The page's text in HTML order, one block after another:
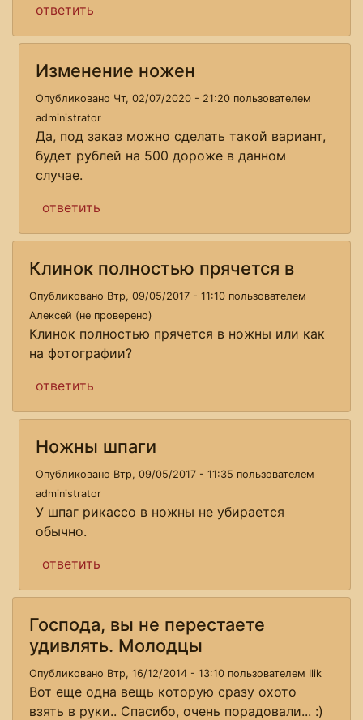
ответить
Изменение ножен
Опубликовано Чт, 02/07/2020 - 21:20 пользователем
administrator
Да, под заказ можно сделать такой вариант,
будет рублей на 500 дороже в данном
случае.
ответить
Клинок полностью прячется в
Опубликовано Втр, 09/05/2017 - 11:10 пользователем
Алексей (не проверено)
Клинок полностью прячется в ножны или как
на фотографии?
ответить
Ножны шпаги
Опубликовано Втр, 09/05/2017 - 11:35 пользователем
administrator
У шпаг рикассо в ножны не убирается
обычно.
ответить
Господа, вы не перестаете
удивлять. Молодцы
Опубликовано Втр, 16/12/2014 - 13:10 пользователем Ilik
Вот еще одна вещь которую сразу охото
взять в руки.. Спасибо, очень порадовали... :)